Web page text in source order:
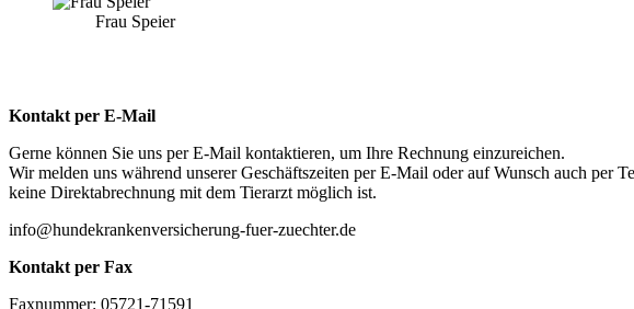
Frau Speier
Kontakt per E-Mail
Gerne können Sie uns per E-Mail kontaktieren, um Ihre Rechnung einzureichen.
Wir melden uns während unserer Geschäftszeiten per E-Mail oder auf Wunsch auch per
keine Direktabrechnung mit dem Tierarzt möglich ist.
info@hundekrankenversicherung-fuer-zuechter.de
Kontakt per Fax
Faxnummer: 05721-71591